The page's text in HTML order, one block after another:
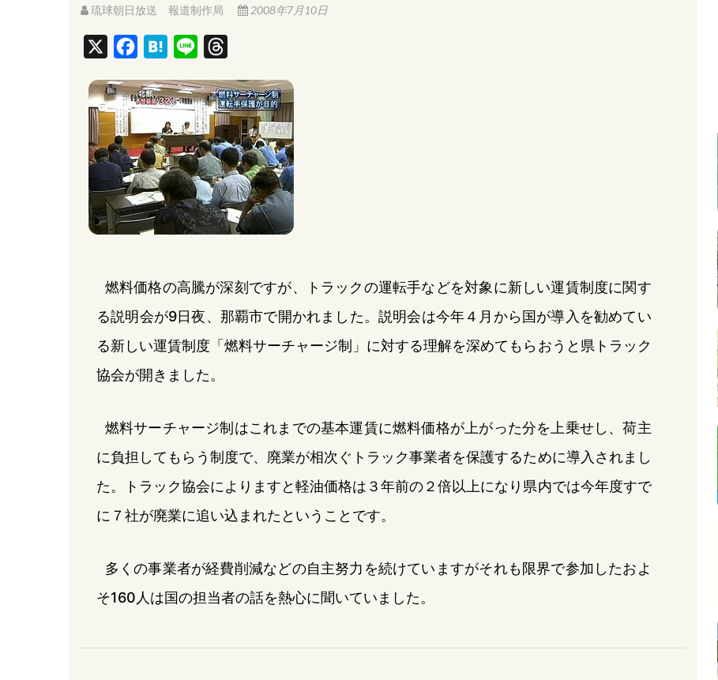
琉球朝日放送 報道制作局 2008年7月10日
c
b
o
o
k
H
t
e
n
a
n
e
r
e
a
d
s
燃料価格の高騰が深刻ですが、トラックの運転手などを対象に新しい運賃制度に関す
る説明会が9日夜、那覇市で開かれました。説明会は今年４月から国が導入を勧めてい
る新しい運賃制度「燃料サーチャージ制」に対する理解を深めてもらおうと県トラック
協会が開きました。
燃料サーチャージ制はこれまでの基本運賃に燃料価格が上がった分を上乗せし、荷主
に負担してもらう制度で、廃業が相次ぐトラック事業者を保護するために導入されまし
た。トラック協会によりますと軽油価格は３年前の２倍以上になり県内では今年度すで
に７社が廃業に追い込まれたということです。
多くの事業者が経費削減などの自主努力を続けていますがそれも限界で参加したおよ
そ160人は国の担当者の話を熱心に聞いていました。